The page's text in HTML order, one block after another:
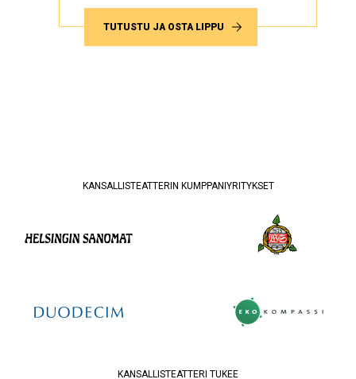
TUTUSTU JA OSTA LIPPU
KANSALLISTEATTERIN KUMPPANIYRITYKSET
KANSALLISTEATTERI TUKEE